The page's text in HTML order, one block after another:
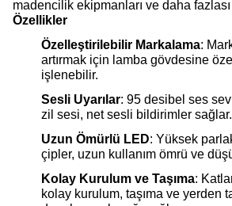
madencilik ekipmanları ve daha
Özellikler
Özelleştirilebilir Markalama:
artırmak için lamba gövdesine
işlenebilir.
Sesli Uyarılar: 95 desibel ses
zil sesi, net sesli bildirimler sağlar.
Uzun Ömürlü LED: Yüksek
çipler, uzun kullanım ömrü ve
Kolay Kurulum ve Taşıma:
kolay kurulum, taşıma ve yerden